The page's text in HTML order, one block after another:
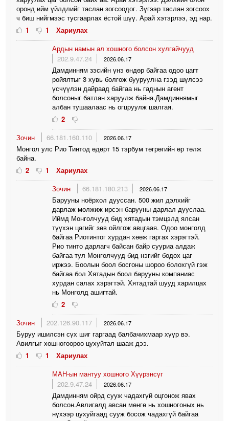
оронд ийм үйлдлийг таслан зогсоодог. Зүгээр таслан зогсоох
ч биш нийгмээс тусгаарлах ёстой шүү. Арай хэтэрлээ, эд нар.
1
1
Хариулах
Ардын намын ал хошного болсон хулгайчууд
202.9.47.24
2026.06.17
Дамдинням зэсийн үнэ өндөр байгаа одоо цагт
ройялтыг 3 хувь болгож бууруулна гээд шүлсээ
үсчүүлэн дайраад байгаа нь гаднын агент
болсоныг батлан харуулж байна.Дамдиннямыг
албан тушаалаас нь огцруулж шалгая.
2
Зочин
66.181.160.110 2026.06.17
Монгол улс Рио Тинтод өдөрт 15 тэрбум төгрөгийн өр төлж
байна.
2
1
Хариулах
Зочин
66.181.180.213 2026.06.17
Барууны ноёрхол дууссан. 500 жил дэлхийг
дарлаж мөлжиж ирсэн барууны дарлал дууслаа.
Иймд Монголчууд бид хятадын тэмцэлд ялсан
түүхэн цагийг зөв ойлгож авцгаая. Одоо монголд
байгаа Риотинтог хурдан хөөж гаргах хэрэгтэй.
Рио тинто дарлагч байсан байр сууриа алдаж
байгаа тул Монголчууд бид нэгийг бодох цаг
иржээ. Боолын боол босгоны шороо болохгүй гэж
байгаа бол Хятадын боол барууны компаниас
хурдан салах хэрэгтэй. Хятадтай шууд харилцах
нь Монголд ашигтай.
2
Зочин
202.126.90.117 2026.06.17
Буруу ишилсэн сүх шиг гаргаад балбачихмаар хүүр вэ.
Авилгыг хошногоороо цухуйтал шааж дээ.
1
1
Хариулах
МАН-ын мантуу хошного Хүүрэнсүг
202.9.47.24
2026.06.17
Дамдинням ойрд сууж чадахгүй оцгонож явах
болсон.Авлигалд авсан мөнгө нь хошногоных нь
нүхээр цухуйгаад сууж босож чадахгүй байгаа